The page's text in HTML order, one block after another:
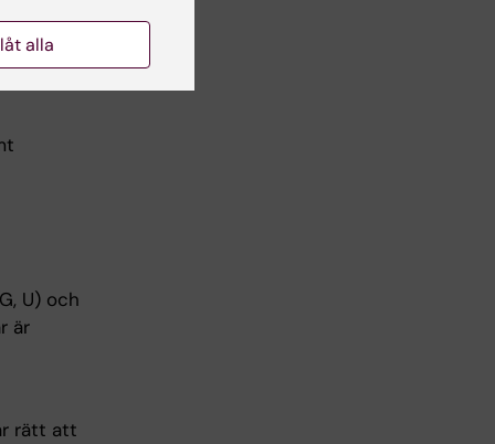
U) och
är
rätt att
alla